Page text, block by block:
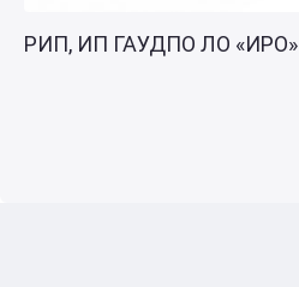
РИП, ИП ГАУДПО ЛО «ИРО»